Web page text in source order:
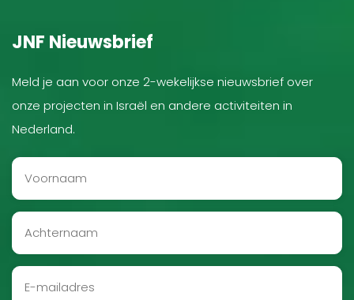
JNF Nieuwsbrief
Meld je aan voor onze 2-wekelijkse nieuwsbrief over
onze projecten in Israël en andere activiteiten in
Nederland.